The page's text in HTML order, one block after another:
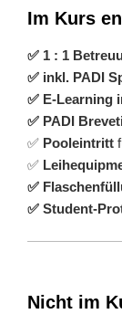
Im Kurs
✅ 1 : 1
✅ inkl. PADI
✅ E-Learning
✅ PADI
✅ Pooleintritt
✅
✅
✅ Student-
Nicht im